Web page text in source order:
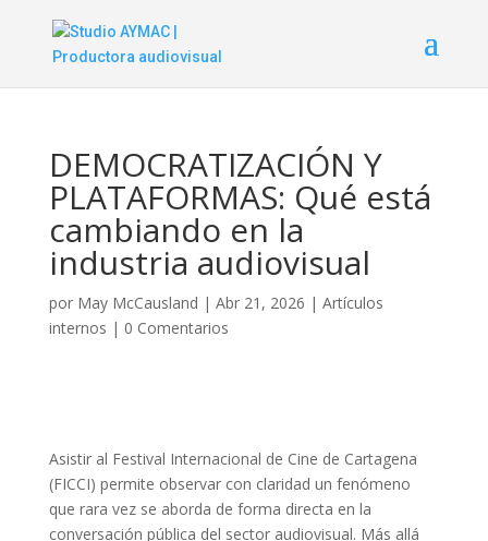
DEMOCRATIZACIÓN Y
PLATAFORMAS: Qué está
cambiando en la
industria audiovisual
por May McCausland | Abr 21, 2026 | Artículos
internos | 0 Comentarios
Asistir al Festival Internacional de Cine de Cartagena
(FICCI) permite observar con claridad un fenómeno
que rara vez se aborda de forma directa en la
conversación pública del sector audiovisual. Más allá